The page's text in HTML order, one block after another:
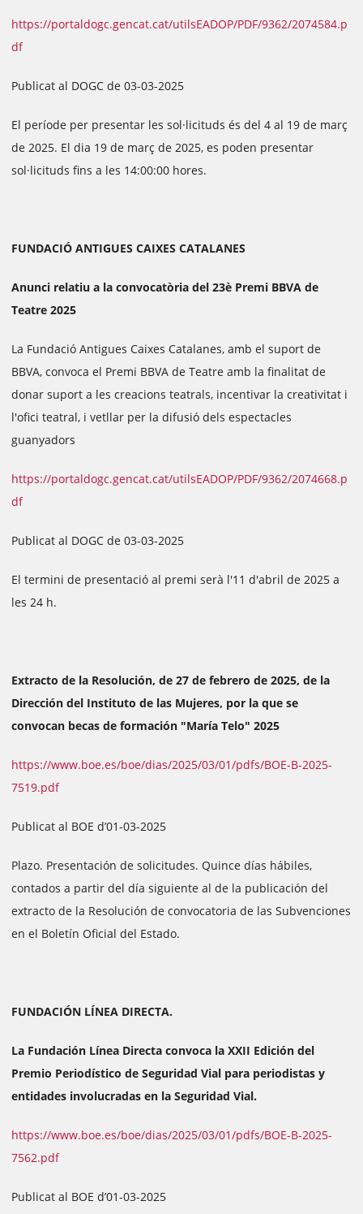
https://portaldogc.gencat.cat/utilsEADOP/PDF/9362/2074584.p
df
Publicat al DOGC de 03-03-2025
El període per presentar les sol·licituds és del 4 al 19 de març
de 2025. El dia 19 de març de 2025, es poden presentar
sol·licituds fins a les 14:00:00 hores.
FUNDACIÓ ANTIGUES CAIXES CATALANES
Anunci relatiu a la convocatòria del 23è Premi BBVA de
Teatre 2025
La Fundació Antigues Caixes Catalanes, amb el suport de
BBVA, convoca el Premi BBVA de Teatre amb la finalitat de
donar suport a les creacions teatrals, incentivar la creativitat i
l'ofici teatral, i vetllar per la difusió dels espectacles
guanyadors
https://portaldogc.gencat.cat/utilsEADOP/PDF/9362/2074668.p
df
Publicat al DOGC de 03-03-2025
El termini de presentació al premi serà l'11 d'abril de 2025 a
les 24 h.
Extracto de la Resolución, de 27 de febrero de 2025, de la
Dirección del Instituto de las Mujeres, por la que se
convocan becas de formación "María Telo" 2025
https://www.boe.es/boe/dias/2025/03/01/pdfs/BOE-B-2025-
7519.pdf
Publicat al BOE d’01-03-2025
Plazo. Presentación de solicitudes. Quince días hábiles,
contados a partir del día siguiente al de la publicación del
extracto de la Resolución de convocatoria de las Subvenciones
en el Boletín Oficial del Estado.
FUNDACIÓN LÍNEA DIRECTA.
La Fundación Línea Directa convoca la XXII Edición del
Premio Periodístico de Seguridad Vial para periodistas y
entidades involucradas en la Seguridad Vial.
https://www.boe.es/boe/dias/2025/03/01/pdfs/BOE-B-2025-
7562.pdf
Publicat al BOE d’01-03-2025